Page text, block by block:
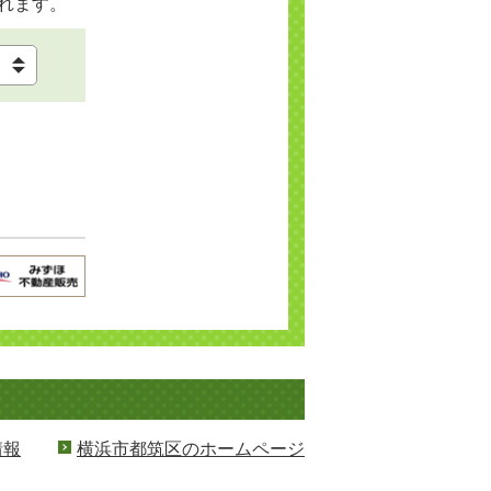
ます。
横浜市都筑区のホームページ